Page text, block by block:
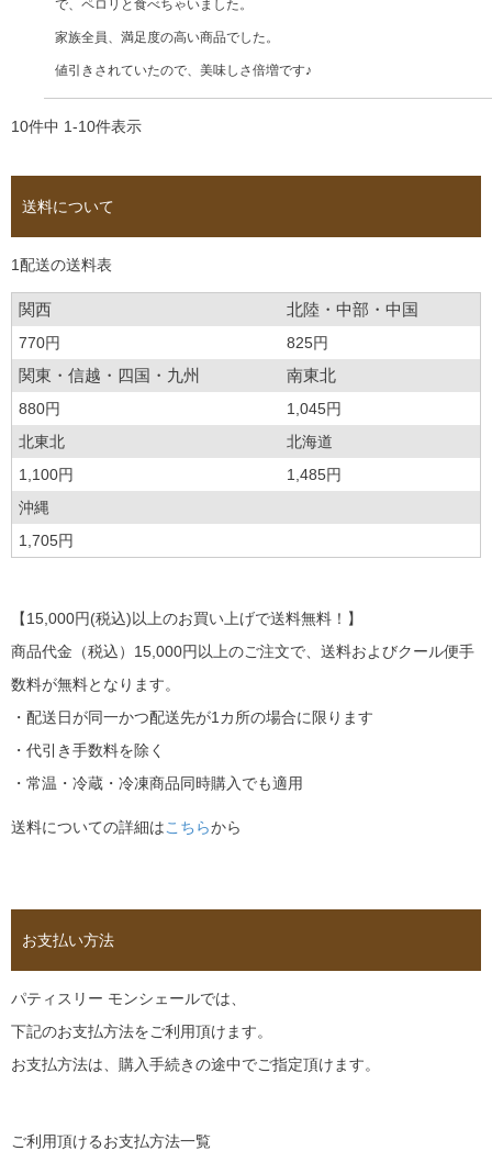
で、ペロリと食べちゃいました。
家族全員、満足度の高い商品でした。
値引きされていたので、美味しさ倍増です♪
10件中 1-10件表示
送料について
1配送の送料表
関西 北陸・中部・中国
770円 825円
関東・信越・四国・九州 南東北
880円
1,045円
北東北
北海道
1,100円
1,485円
沖縄
1,705円
【15,000円(税込)以上のお買い上げで送料無料！】
商品代金（税込）15,000円以上のご注文で、送料およびクール便手
数料が無料となります。
・配送日が同一かつ配送先が1カ所の場合に限ります
・代引き手数料を除く
・常温・冷蔵・冷凍商品同時購入でも適用
送料についての詳細はこちらから
お支払い方法
パティスリー モンシェールでは、
下記のお支払方法をご利用頂けます。
お支払方法は、購入手続きの途中でご指定頂けます。
ご利用頂けるお支払方法一覧